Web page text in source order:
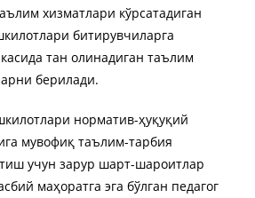
хизматлари кўрсатадиган
битирувчиларга
тан олинадиган таълим
берилади.
норматив-ҳуқуқий
мувофиқ таълим-тарбия
учун зарур шарт-шароитлар
маҳоратга эга бўлган педагог